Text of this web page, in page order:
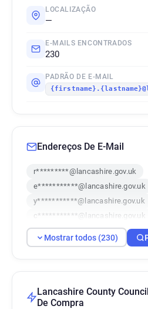
LOCALIZAÇÃO
—
E-MAILS ENCONTRADOS
230
PADRÃO DE E-MAIL
Endereços De E-Mail
r*********@lancashire.gov.uk
e***********@lancashire.gov.uk
y***********@lancashire.gov.uk
c***********@lancashire.gov.uk
j******@lancashire.gov.uk
u***********@lancashire.gov.uk
j*********@lancashire.gov.uk
t**********@lancashire.gov.uk
Mostrar todos (230)
Lancashire County
De Compra